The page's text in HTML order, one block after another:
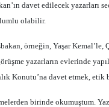
davet edilecek yazarları
olabilir.
örneğin, Yaşar
yazarların evlerinde
Konutu’na davet etmek, etik
birinde okumuştum.